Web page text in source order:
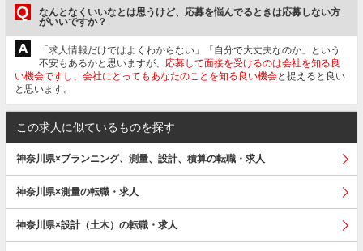
Q
なんとなくいいなとは思うけど、応募を悩んでるときは応募しない方
がいいですか？
A
「求人情報だけではよくわからない」「自分で大丈夫なのか」という
不安もあるかと思いますが、 応募して面接を受けるのは会社を知る良
い機会ですし、会社にとってもあなたのことを知る良い機会と捉えると良い
と思います。
この求人に似ているものを探す
神奈川県×プランニング、測量、設計、積算の転職・求人
神奈川県×測量の転職・求人
神奈川県×設計（土木）の転職・求人